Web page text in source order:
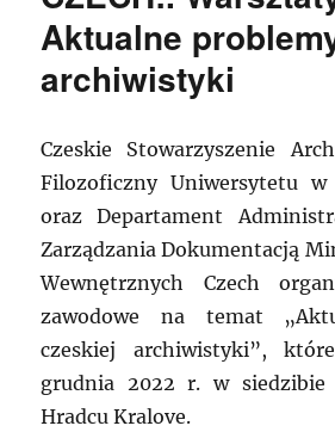
Aktualne
archiwistyki
Czeskie Stowarzyszenie
Filozoficzny Uniwersytetu w
oraz Departament
Zarządzania Dokumentacją
Wewnętrznych Czech
zawodowe na temat
czeskiej archiwistyki”,
grudnia 2022 r. w siedzibie
Hradcu Kralove.